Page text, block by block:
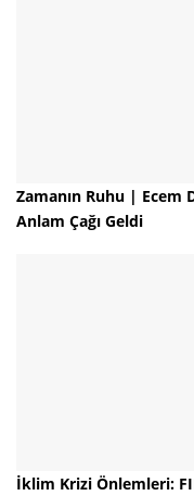
Zamanın Ruhu | Ecem
Anlam Çağı Geldi
İklim Krizi Önlemleri: